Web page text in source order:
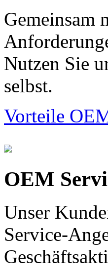
Nutzen Sie
selbst.
Vorteile
OEM
Unser
Service-